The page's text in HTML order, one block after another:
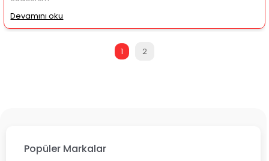
detaylarıyla Sudocrem’in kullanım alanlarını ve faydalarını
keşfedelim.
Devamını oku
1 2
Popüler Markalar